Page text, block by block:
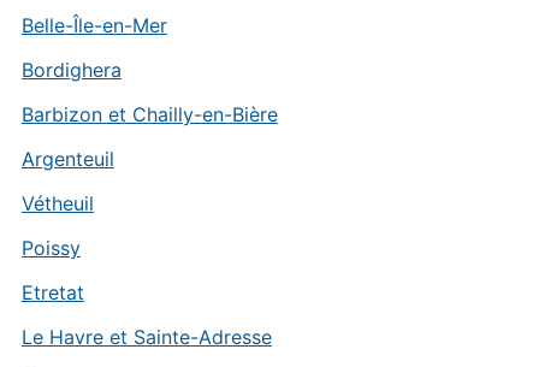
Belle-Île-en-Mer
Bordighera
Barbizon et Chailly-en-Bière
Argenteuil
Vétheuil
Poissy
Etretat
Le Havre et Sainte-Adresse